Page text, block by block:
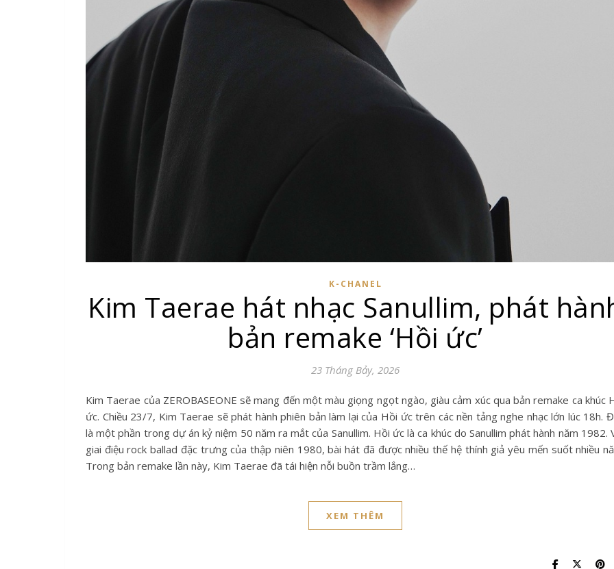
K-CHANEL
Kim Taerae hát nhạc Sanullim, phát
bản remake ‘Hồi ức’
23 Tháng Bảy, 2026
Kim Taerae của ZEROBASEONE sẽ mang đến một màu giọng ngọt ngào, giàu cảm xúc qua bản remake ca khúc Hồi
ức. Chiều 23/7, Kim Taerae sẽ phát hành phiên bản làm lại của Hồi ức trên các nền tảng nghe nhạc lớn lúc 18h.
là một phần trong dự án kỷ niệm 50 năm ra mắt của Sanullim. Hồi ức là ca khúc do Sanullim phát hành năm 1982.
giai điệu rock ballad đặc trưng của thập niên 1980, bài hát đã được nhiều thế hệ thính giả yêu mến suốt nhiều
Trong bản remake lần này, Kim Taerae đã tái hiện nỗi buồn trầm lắng…
XEM THÊM